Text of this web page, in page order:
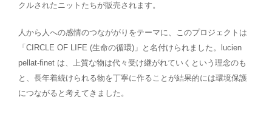
クルされたニットたちが販売されます。
人から人への感情のつなががりをテーマに、このプロジェクトは
「CIRCLE OF LIFE (生命の循環)」と名付けられました。lucien
pellat-finet は、上質な物は代々受け継がれていくという理念のも
と、長年着続けられる物を丁寧に作ることが結果的には環境保護
につながると考えてきました。